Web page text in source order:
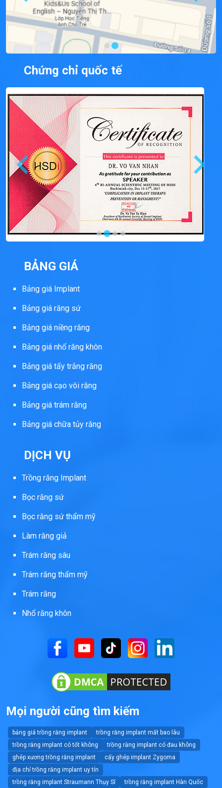
Chứng chỉ quốc tế
BẢNG GIÁ
Bảng giá Implant
Bảng giá răng sứ
Bảng giá niềng răng
Bảng giá nhổ răng khôn
Bảng giá tẩy trắng răng
Bảng giá cạo vôi răng
Bảng giá trám răng
Bảng giá chữa tủy răng
DỊCH VỤ
Trồng răng Implant
Bọc răng sứ
Bọc răng sứ thẩm mỹ
Làm răng giả
Trám răng sâu
Trám răng thẩm mỹ
Trám răng
Nhổ răng khôn
Mọi người cũng tìm kiếm
bảng giá trồng răng implant
trồng răng implant mất bao lâu
trồng răng implant có tốt không
trồng răng implant có đau không
ghép xương trồng răng implant
cấy ghép implant Zygoma
địa chỉ trồng răng implant uy tín
trồng răng implant Straumann Thụy Sĩ
trồng răng implant Hàn Quốc